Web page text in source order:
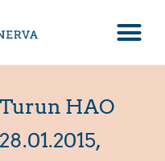
Turun HAO
28.01.2015,